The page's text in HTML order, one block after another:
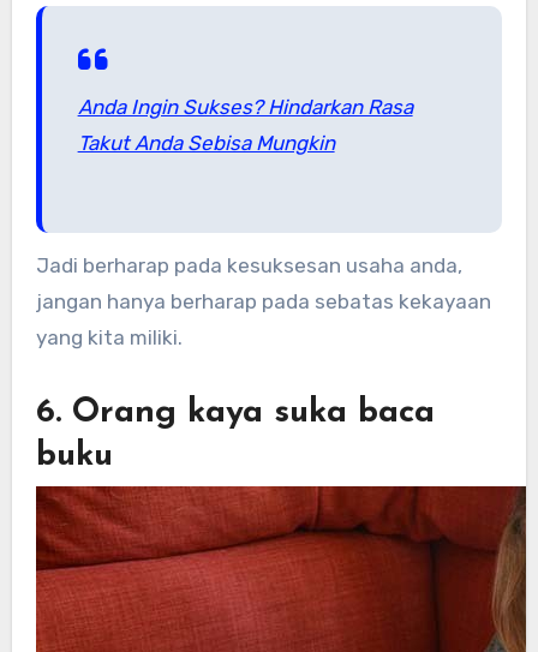
Anda Ingin Sukses? Hindarkan Rasa
Takut Anda Sebisa Mungkin
Jadi berharap pada kesuksesan usaha anda,
jangan hanya berharap pada sebatas kekayaan
yang kita miliki.
6. Orang kaya suka baca
buku